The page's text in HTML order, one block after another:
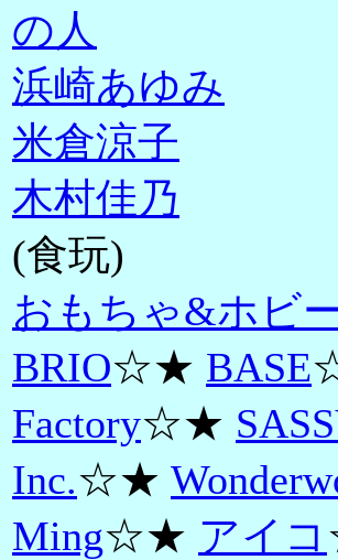
の人
浜崎あゆみ
米倉涼子
木村佳乃
(食玩)
おもちゃ&ホビ
BRIO☆★ BASE
Factory☆★
Inc.☆★
Ming☆★ アイコ